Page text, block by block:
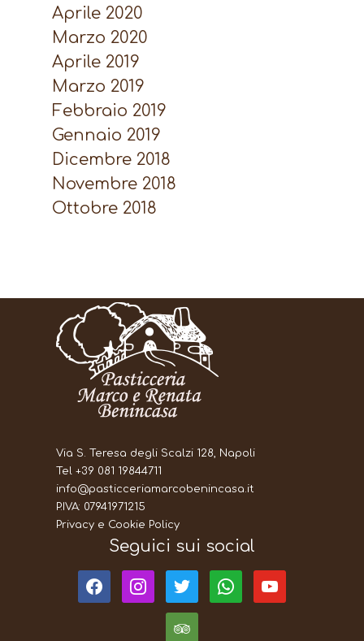
Aprile 2020
Marzo 2020
Aprile 2019
Marzo 2019
Febbraio 2019
Gennaio 2019
Dicembre 2018
Novembre 2018
Ottobre 2018
Via S. Teresa degli Scalzi 128, Napoli
Tel +39 081 19844711
info@pasticceriamarcobenincasa.it
P.IVA: 07941971215
Privacy e Cookie Policy
Seguici sui social
facebookinstagram
twitterwhatsapp
youtube
tripadvisor